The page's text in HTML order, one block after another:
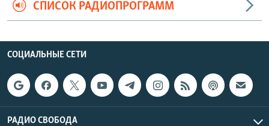
СПИСОК РАДИОПРОГРАММ
СОЦИАЛЬНЫЕ СЕТИ
РАДИО СВОБОДА